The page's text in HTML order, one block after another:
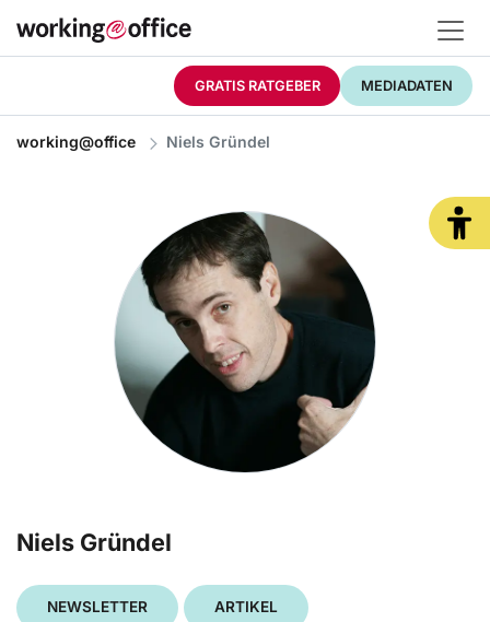
GRATIS RATGEBER MEDIADATEN
working@office Niels Gründel
Niels Gründel
NEWSLETTER ARTIKEL